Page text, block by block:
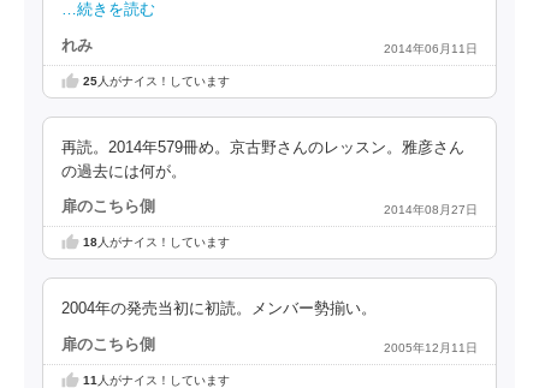
…続きを読む
れみ 2014年06月11日
25人がナイス！しています
再読。2014年579冊め。京古野さんのレッスン。雅彦さん
の過去には何が。
扉のこちら側 2014年08月27日
18人がナイス！しています
2004年の発売当初に初読。メンバー勢揃い。
扉のこちら側 2005年12月11日
11 人がナイス！しています